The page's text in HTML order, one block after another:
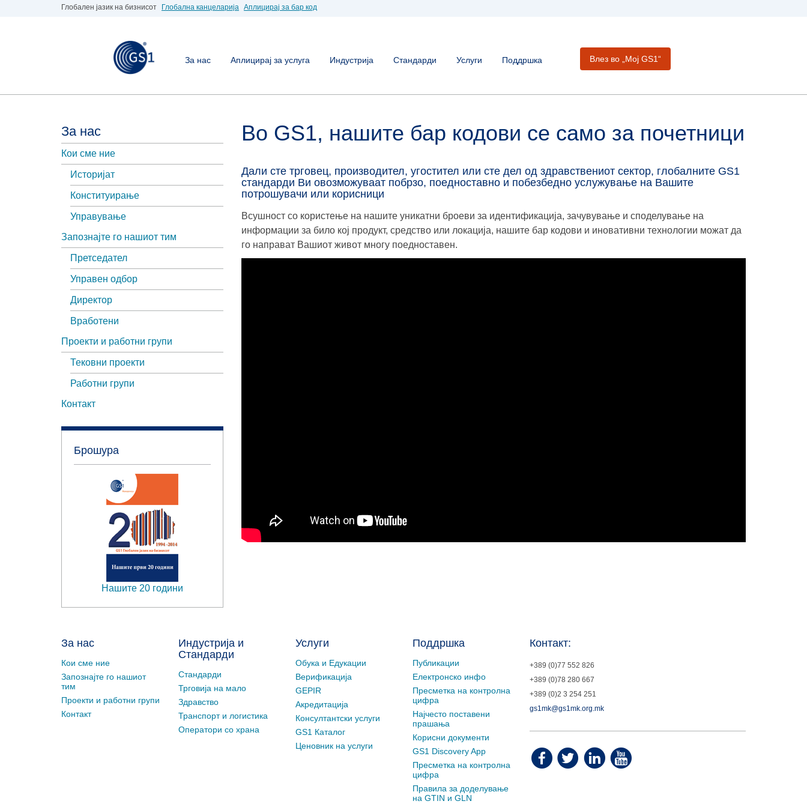
Глобален јазик на бизнисот Глобална канцеларија Аплицирај за бар код
За нас Аплицирај за услуга Индустрија Стандарди Услуги Поддршка Влез во „Moj GS1“
За нас
Кои сме ние
Историјат
Конституирање
Управување
Запознајте го нашиот тим
Претседател
Управен одбор
Директор
Вработени
Проекти и работни групи
Тековни проекти
Работни групи
Контакт
Брошура
Нашите 20 години
Во GS1, нашите бар кодови се само за почетници
Дали сте трговец, производител, угостител или сте дел од здравствениот сектор, глобалните GS1
стандарди Ви овозможуваат побрзо, поедноставно и побезбедно услужување на Вашите
потрошувачи или корисници
Всушност со користење на нашите уникатни броеви за идентификација, зачувување и споделување на
информации за било кој продукт, средство или локација, нашите бар кодови и иновативни технологии можат да
го направат Вашиот живот многу поедноставен.
За нас
Кои сме ние
Запознајте го нашиот
тим
Проекти и работни групи
Контакт
Индустрија и
Стандарди
Стандарди
Трговија на мало
Здравство
Транспорт и логистика
Оператори со храна
Услуги
Обука и Едукации
Верификација
GEPIR
Акредитација
Консултантски услуги
GS1 Каталог
Ценовник на услуги
Поддршка
Публикации
Електронско инфо
Пресметка на контролна
цифра
Најчесто поставени
прашања
Корисни документи
GS1 Discovery App
Пресметка на контролна
цифра
Правила за доделување
на GTIN и GLN
Контакт:
+389 (0)77 552 826
+389 (0)78 280 667
+389 (0)2 3 254 251
gs1mk@gs1mk.org.mk